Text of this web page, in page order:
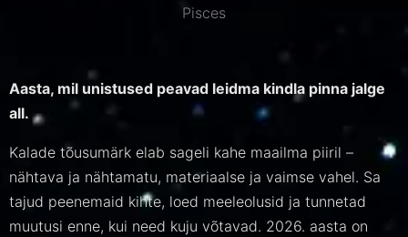
Pisces
Aasta, mil unistused peavad leidma kindla pinna jalge
all.
Kalade tõusumärk elab sageli kahe maailma piiril –
nähtava ja nähtamatu, materiaalse ja vaimse vahel. Sa
tajud peenemaid kihte, loed meeleolusid ja tunnetad
muutusi enne, kui need kuju võtavad. 2026. aasta on